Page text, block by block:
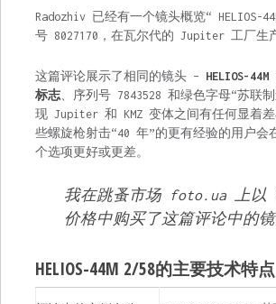
Radozhiv 已经有一个镜头概览“ HELIOS-
号 8027170，在瓦尔代的 Jupiter 工厂生
这篇评论展示了相同的镜头 – HELIOS-
标志、序列号 7843528 和绿色字母“苏联
现 Jupiter 和 KMZ 变体之间有任何显着
些螺旋枪射击“40 年”的更有经验的用户会
个选项更好或更差。
我在跳蚤市场 foto.ua 上以
价格中购买了这篇评论中的镜
HELIOS-44M 2/58的主要技术特点